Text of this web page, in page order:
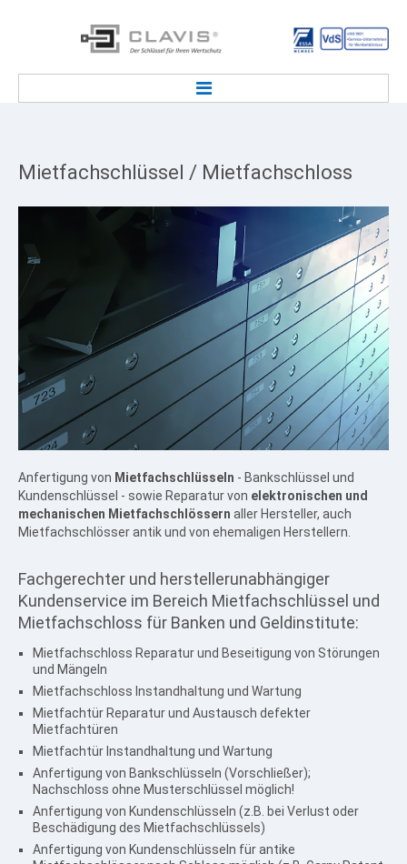
TRESOR SERVICE
Tresor / Deposit Notöffnung
Service Kundenmietfachanlage
Tresorwartung, Tresorreparatur
Deposittresor Wartung & Reparatur
Tresor / Tresorraum Entsorgung
Einbruchmeldeanlage / EMA
TRESORSCHLOSS & SCHLÜSSEL
Tresor Ersatzschlüssel Service
Tresorschlüssel Bestellformular
Mietfachschlüssel / Mietfachschloss
Service für Paxos / Ganox
Tresorschloss TCP- / IP-fähig
Tresorschloss Umrüstung
Tresorschloss Anleitungen
Tresorschloss Wissen
Zertifizierter Tresorservice
Wertschutz Produkte von Clavis
Impressum
WERTSCHUTZ INFOS
Tresor / Wertschutzschrank
Tresorraum / Tresorraumtür
Mietfachschlüssel / Mietfachschloss
Anfertigung von Mietfachschlüsseln - Bankschlüssel und
Kundenschlüssel - sowie Reparatur von elektronischen und
mechanischen Mietfachschlössern aller Hersteller, auch
Mietfachschlösser antik und von ehemaligen Herstellern.
Fachgerechter und herstellerunabhängiger
Kundenservice im Bereich Mietfachschlüssel und
Mietfachschloss für Banken und Geldinstitute:
Mietfachschloss Reparatur und Beseitigung von Störungen
und Mängeln
Mietfachschloss Instandhaltung und Wartung
Mietfachtür Reparatur und Austausch defekter
Mietfachtüren
Mietfachtür Instandhaltung und Wartung
Anfertigung von Bankschlüsseln (Vorschließer);
Nachschloss ohne Musterschlüssel möglich!
Anfertigung von Kundenschlüsseln (z.B. bei Verlust oder
Beschädigung des Mietfachschlüssels)
Anfertigung von Kundenschlüsseln für antike